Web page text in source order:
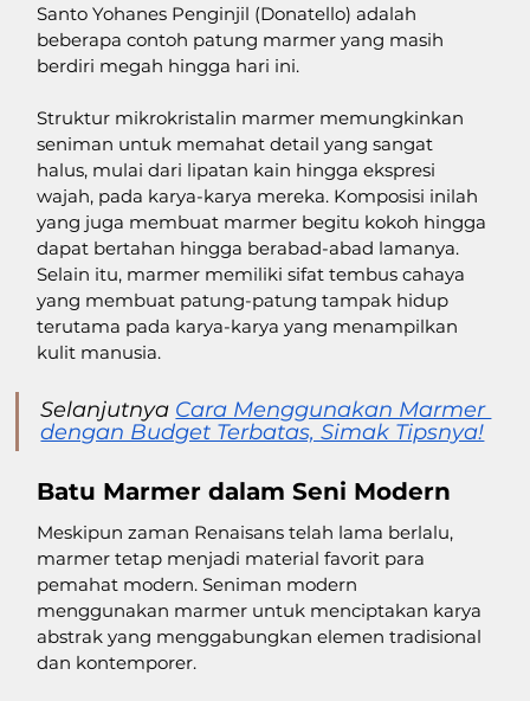
Santo Yohanes Penginjil (Donatello) adalah
beberapa contoh patung marmer yang masih
berdiri megah hingga hari ini.
Struktur mikrokristalin marmer memungkinkan
seniman untuk memahat detail yang sangat
halus, mulai dari lipatan kain hingga ekspresi
wajah, pada karya-karya mereka. Komposisi inilah
yang juga membuat marmer begitu kokoh hingga
dapat bertahan hingga berabad-abad lamanya.
Selain itu, marmer memiliki sifat tembus cahaya
yang membuat patung-patung tampak hidup
terutama pada karya-karya yang menampilkan
kulit manusia.
Selanjutnya Cara Menggunakan Marmer
dengan Budget Terbatas, Simak Tipsnya!
Batu Marmer dalam Seni Modern
Meskipun zaman Renaisans telah lama berlalu,
marmer tetap menjadi material favorit para
pemahat modern. Seniman modern
menggunakan marmer untuk menciptakan karya
abstrak yang menggabungkan elemen tradisional
dan kontemporer.